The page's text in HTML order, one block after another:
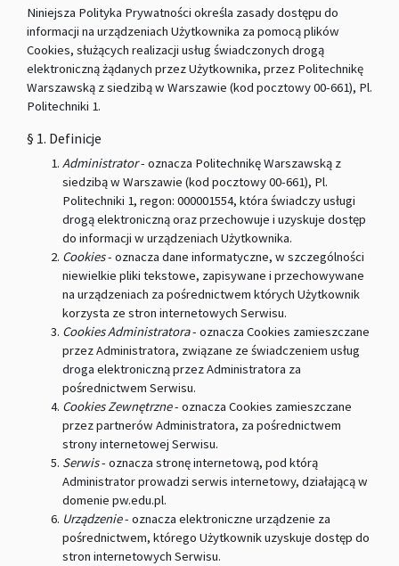
Niniejsza Polityka Prywatności określa zasady dostępu do
informacji na urządzeniach Użytkownika za pomocą plików
Cookies, służących realizacji usług świadczonych drogą
elektroniczną żądanych przez Użytkownika, przez Politechnikę
Warszawską z siedzibą w Warszawie (kod pocztowy 00-661), Pl.
Politechniki 1.
§ 1. Definicje
Administrator- oznacza Politechnikę Warszawską z
siedzibą w Warszawie (kod pocztowy 00-661), Pl.
Politechniki 1, regon: 000001554, która świadczy usługi
drogą elektroniczną oraz przechowuje i uzyskuje dostęp
do informacji w urządzeniach Użytkownika.
Cookies- oznacza dane informatyczne, w szczególności
niewielkie pliki tekstowe, zapisywane i przechowywane
na urządzeniach za pośrednictwem których Użytkownik
korzysta ze stron internetowych Serwisu.
Cookies Administratora- oznacza Cookies zamieszczane
przez Administratora, związane ze świadczeniem usług
droga elektroniczną przez Administratora za
pośrednictwem Serwisu.
Cookies Zewnętrzne- oznacza Cookies zamieszczane
przez partnerów Administratora, za pośrednictwem
strony internetowej Serwisu.
Serwis- oznacza stronę internetową, pod którą
Administrator prowadzi serwis internetowy, działającą w
domenie pw.edu.pl.
Urządzenie- oznacza elektroniczne urządzenie za
pośrednictwem, którego Użytkownik uzyskuje dostęp do
stron internetowych Serwisu.